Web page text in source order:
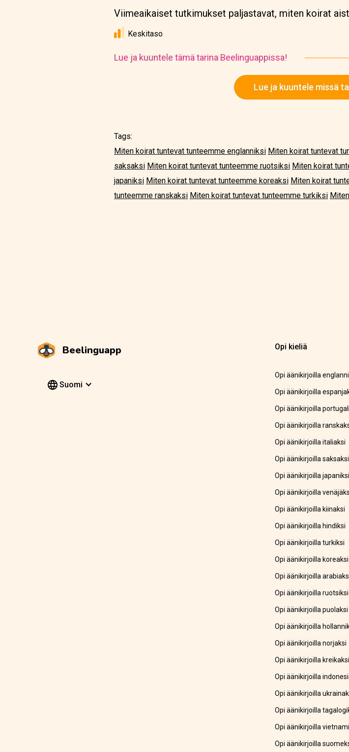
Viimeaikaiset tutkimukset paljastavat, miten koirat
Keskitaso
Lue ja kuuntele tämä tarina Beelinguappissa!
Lue ja kuuntele missä
Tags:
Miten koirat tuntevat tunteemme englanniksi Miten koirat tuntevat
saksaksi Miten koirat tuntevat tunteemme ruotsiksi Miten koirat
japaniksi Miten koirat tuntevat tunteemme koreaksi Miten koirat
tunteemme ranskaksi Miten koirat tuntevat tunteemme turkiksi
Beelinguapp
Suomi
Opi kieliä
Opi äänikirjoilla
Opi äänikirjoilla
Opi äänikirjoilla
Opi äänikirjoilla
Opi äänikirjoilla italiaksi
Opi äänikirjoilla saksaksi
Opi äänikirjoilla japaniksi
Opi äänikirjoilla
Opi äänikirjoilla kiinaksi
Opi äänikirjoilla hindiksi
Opi äänikirjoilla turkiksi
Opi äänikirjoilla koreaksi
Opi äänikirjoilla
Opi äänikirjoilla ruotsiksi
Opi äänikirjoilla puolaksi
Opi äänikirjoilla
Opi äänikirjoilla norjaksi
Opi äänikirjoilla kreikaksi
Opi äänikirjoilla
Opi äänikirjoilla
Opi äänikirjoilla
Opi äänikirjoilla
Opi äänikirjoilla